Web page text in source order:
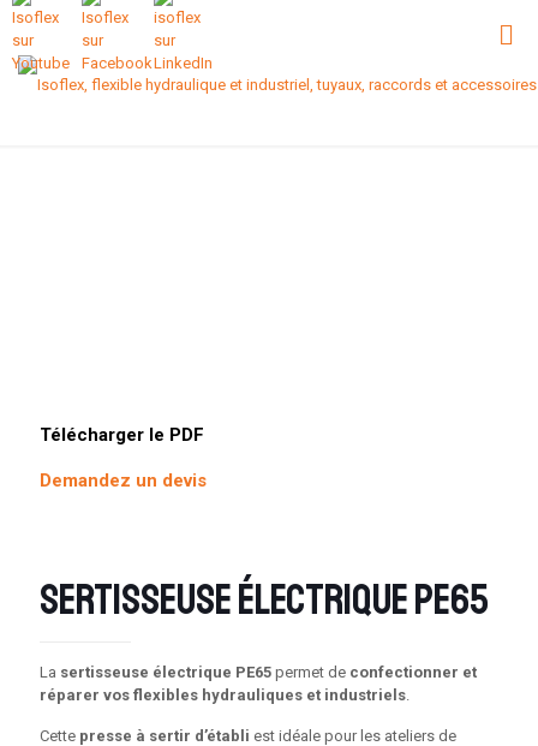
Télécharger le PDF
Demandez un devis
Sertisseuse électrique PE65
La sertisseuse électrique PE65 permet de confectionner et
réparer vos flexibles hydrauliques et industriels.
Cette presse à sertir d’établi est idéale pour les ateliers de